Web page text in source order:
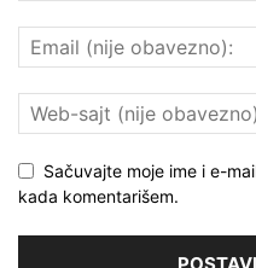
Sačuvajte moje ime i e-
kada komentarišem.